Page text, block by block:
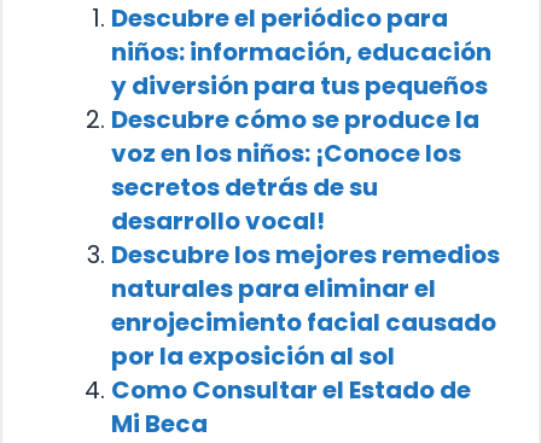
Descubre el periódico para
niños: información, educación
y diversión para tus pequeños
Descubre cómo se produce la
voz en los niños: ¡Conoce los
secretos detrás de su
desarrollo vocal!
Descubre los mejores remedios
naturales para eliminar el
enrojecimiento facial causado
por la exposición al sol
Como Consultar el Estado de
Mi Beca